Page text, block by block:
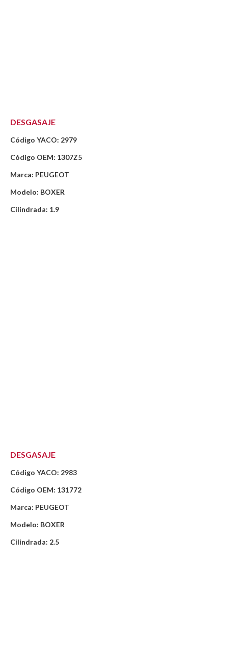
DESGASAJE
Código YACO: 2979
Código OEM: 1307Z5
Marca: PEUGEOT
Modelo: BOXER
Cilindrada: 1.9
DESGASAJE
Código YACO: 2983
Código OEM: 131772
Marca: PEUGEOT
Modelo: BOXER
Cilindrada: 2.5